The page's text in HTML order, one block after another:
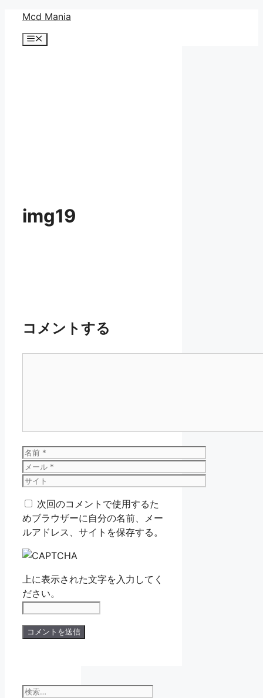
Mcd Mania
メ
img19
コメントする
名
前
メ
ー
サ
ト 次回のコメントで使用するた
めブラウザーに自分の名前、メー
ルアドレス、サイトを保存する。
上に表示された文字を入力してく
ださい。
検